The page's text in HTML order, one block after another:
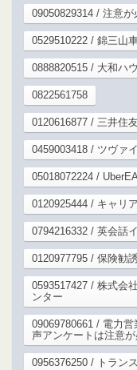
09050829314 / 注意
0529510222 / 錦三山
0888820515 / 大和ハ
0822561758
0120616877 / 三井住
0459003418 / ツヴァ
05018072224 /
0120925444 / キャリ
0794216332 / 英会話
0120977795 / 保険勧誘
0593517427 / 株式会
ンター
09069780661 / 電力
声アンケートは注意
0956376250 / トラン